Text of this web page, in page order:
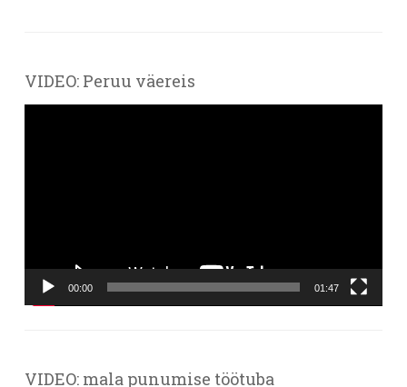
VIDEO: Peruu väereis
00:00 01:47
VIDEO: mala punumise töötuba